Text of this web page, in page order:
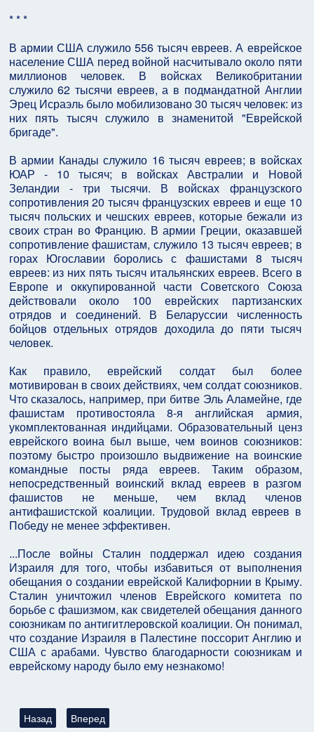
* * *
В армии США служило 556 тысяч евреев. А еврейское
население США перед войной насчитывало около пяти
миллионов человек. В войсках Великобритании
служило 62 тысячи евреев, а в подмандатной Англии
Эрец Исраэль было мобилизовано 30 тысяч человек: из
них пять тысяч служило в знаменитой "Еврейской
бригаде".
В армии Канады служило 16 тысяч евреев; в войсках
ЮАР - 10 тысяч; в войсках Австралии и Новой
Зеландии - три тысячи. В войсках французского
сопротивления 20 тысяч французских евреев и еще 10
тысяч польских и чешских евреев, которые бежали из
своих стран во Францию. В армии Греции, оказавшей
сопротивление фашистам, служило 13 тысяч евреев; в
горах Югославии боролись с фашистами 8 тысяч
евреев: из них пять тысяч итальянских евреев. Всего в
Европе и оккупированной части Советского Союза
действовали около 100 еврейских партизанских
отрядов и соединений. В Беларуссии численность
бойцов отдельных отрядов доходила до пяти тысяч
человек.
Как правило, еврейский солдат был более
мотивирован в своих действиях, чем солдат союзников.
Что сказалось, например, при битве Эль Аламейне, где
фашистам противостояла 8-я английская армия,
укомплектованная индийцами. Образовательный ценз
еврейского воина был выше, чем воинов союзников:
поэтому быстро произошло выдвижение на воинские
командные посты ряда евреев. Таким образом,
непосредственный воинский вклад евреев в разгом
фашистов не меньше, чем вклад членов
антифашистской коалиции. Трудовой вклад евреев в
Победу не менее эффективен.
...После войны Сталин поддержал идею создания
Израиля для того, чтобы избавиться от выполнения
обещания о создании еврейской Калифорнии в Крыму.
Сталин уничтожил членов Еврейского комитета по
борьбе с фашизмом, как свидетелей обещания данного
союзникам по антигитлеровской коалиции. Он понимал,
что создание Израиля в Палестине поссорит Англию и
США с арабами. Чувство благодарности союзникам и
еврейскому народу было ему незнакомо!
Предыдущий: Откуда пошла быть "А-Тиква" - гимн
Назад Следующий: Дерзость евреев: Переговоры с
Вперед